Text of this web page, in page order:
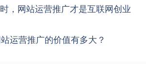
，网站运营推广才是互联网创业
运营推广的价值有多大？